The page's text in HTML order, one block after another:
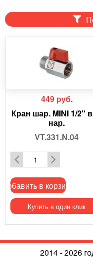
449 руб.
Кран шар. MINI 1/2"
нар.
VT.331.N.04
Добавить в корзину
Купить в один клик
2014 - 2026